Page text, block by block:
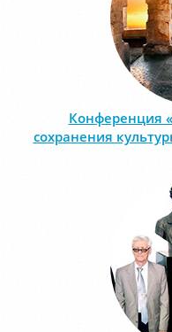
Конференция
сохранения